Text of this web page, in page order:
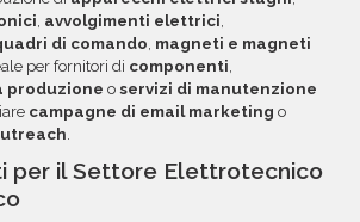
, avvolgimenti elettrici,
di comando, magneti e magneti
per fornitori di componenti,
produzione o servizi di manutenzione
campagne di email marketing o
.
per il Settore Elettrotecnico